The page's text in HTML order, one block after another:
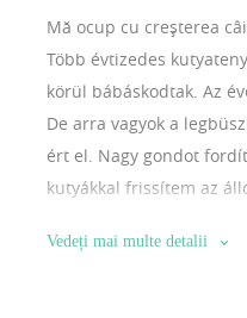
Mă ocup cu creșterea
Több évtizedes
körül bábáskodtak. Az
De arra vagyok a
ért el. Nagy gondot
kutyákkal frissítem az
Vedeți mai multe detalii